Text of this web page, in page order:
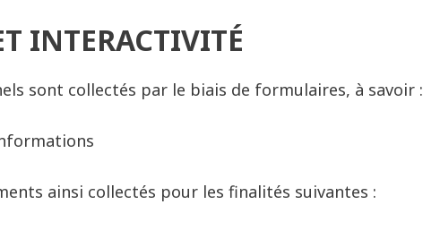
INTERACTIVITÉ
sont collectés par le biais de formulaires, à savoir :
ainsi collectés pour les finalités suivantes :